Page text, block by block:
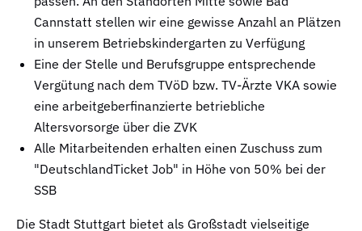
Cannstatt stellen wir eine gewisse Anzahl an Plätzen
in unserem Betriebskindergarten zu Verfügung
Eine der Stelle und Berufsgruppe entsprechende
Vergütung nach dem TVöD bzw. TV-Ärzte VKA sowie
eine arbeitgeberfinanzierte betriebliche
Altersvorsorge über die ZVK
Alle Mitarbeitenden erhalten einen Zuschuss zum
"DeutschlandTicket Job" in Höhe von 50% bei der
SSB
Die Stadt Stuttgart bietet als Großstadt vielseitige